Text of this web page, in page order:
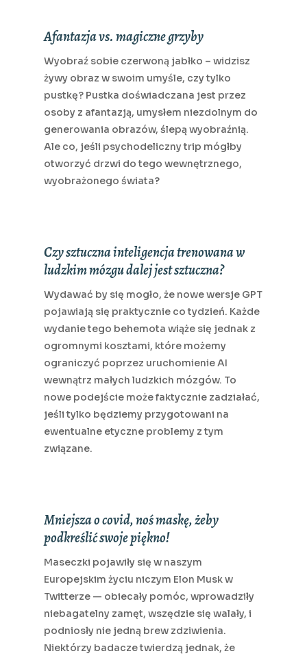
Afantazja vs. magiczne grzyby
Wyobraź sobie czerwoną jabłko – widzisz
żywy obraz w swoim umyśle, czy tylko
pustkę? Pustka doświadczana jest przez
osoby z afantazją, umysłem niezdolnym do
generowania obrazów, ślepą wyobraźnią.
Ale co, jeśli psychodeliczny trip mógłby
otworzyć drzwi do tego wewnętrznego,
wyobrażonego świata?
Czy sztuczna inteligencja trenowana w
ludzkim mózgu dalej jest sztuczna?
Wydawać by się mogło, że nowe wersje GPT
pojawiają się praktycznie co tydzień. Każde
wydanie tego behemota wiąże się jednak z
ogromnymi kosztami, które możemy
ograniczyć poprzez uruchomienie AI
wewnątrz małych ludzkich mózgów. To
nowe podejście może faktycznie zadziałać,
jeśli tylko będziemy przygotowani na
ewentualne etyczne problemy z tym
związane.
Mniejsza o covid, noś maskę, żeby
podkreślić swoje piękno!
Maseczki pojawiły się w naszym
Europejskim życiu niczym Elon Musk w
Twitterze — obiecały pomóc, wprowadziły
niebagatelny zamęt, wszędzie się walały, i
podniosły nie jedną brew zdziwienia.
Niektórzy badacze twierdzą jednak, że